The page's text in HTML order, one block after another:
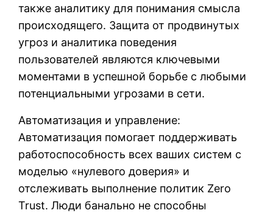
также аналитику для понимания смысла
происходящего. Защита от продвинутых
угроз и аналитика поведения
пользователей являются ключевыми
моментами в успешной борьбе с любыми
потенциальными угрозами в сети.
Автоматизация и управление:
Автоматизация помогает поддерживать
работоспособность всех ваших систем с
моделью «нулевого доверия» и
отслеживать выполнение политик Zero
Trust. Люди банально не способны